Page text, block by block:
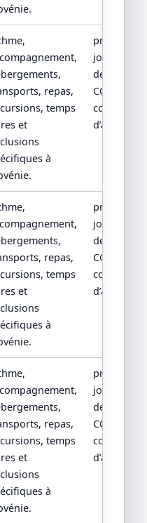
repas,
temps
et
à
jour par
devis
CGV/CPV et
conditions
repas,
temps
et
à
jour par
devis
CGV/CPV et
conditions
repas,
temps
et
à
jour par
devis
CGV/CPV et
conditions